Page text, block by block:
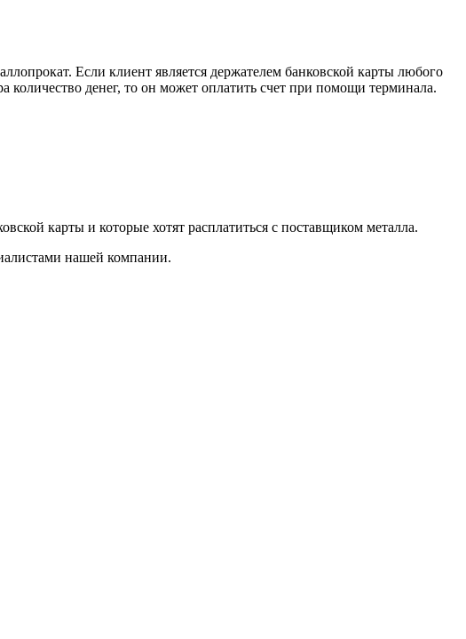
Если клиент является держателем банковской карты любого
количество денег, то он может оплатить счет при помощи терминала.
карты и которые хотят расплатиться с поставщиком металла.
нашей компании.